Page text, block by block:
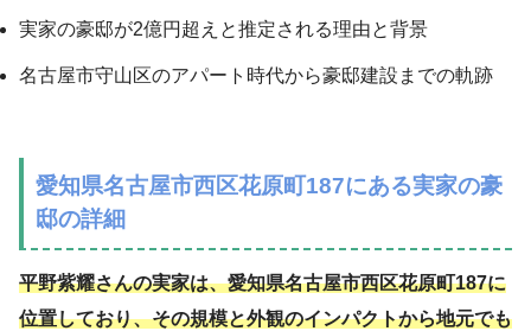
実家の豪邸が2億円超えと推定される理由と背景
名古屋市守山区のアパート時代から豪邸建設までの軌跡
愛知県名古屋市西区花原町187にある実家の豪
邸の詳細
平野紫耀さんの実家は、愛知県名古屋市西区花原町187に
位置しており、その規模と外観のインパクトから地元でも